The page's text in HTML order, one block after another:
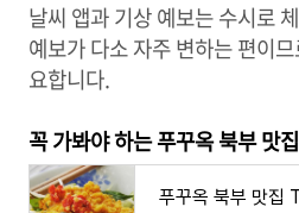
날씨 앱과 기상 예보는 수시로
예보가 다소 자주 변하는 편이
요합니다.
꼭 가봐야 하는 푸꾸옥 북부 맛